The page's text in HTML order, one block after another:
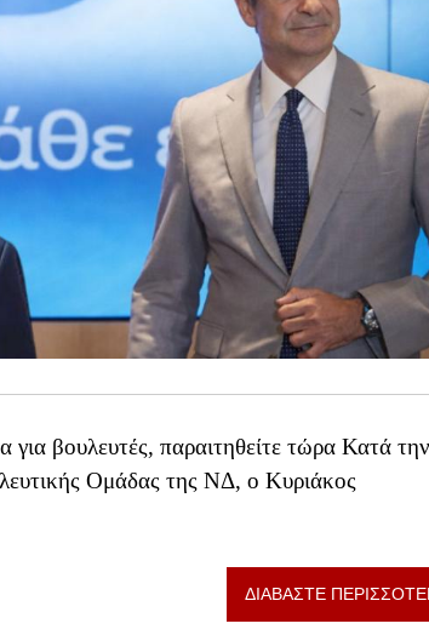
βουλευτές, παραιτηθείτε τώρα Κατά την
Ομάδας της ΝΔ, ο Κυριάκος
ΔΙΑΒΑΣΤΕ